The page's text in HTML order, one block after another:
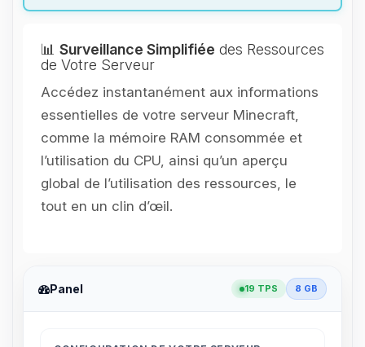
📊 Surveillance Simplifiée des Ressources
de Votre Serveur
Accédez instantanément aux informations
essentielles de votre serveur Minecraft,
comme la mémoire RAM consommée et
l’utilisation du CPU, ainsi qu’un aperçu
global de l’utilisation des ressources, le
tout en un clin d’œil.
Panel 19 TPS 8 GB